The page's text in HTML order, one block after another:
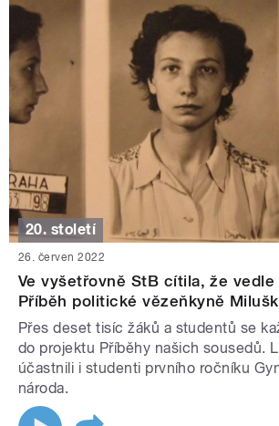
20. století
26. červen 2022
Ve vyšetřovně StB cítila, že
Příběh politické vězeňkyně
Přes deset tisíc žáků a studentů se
do projektu Příběhy našich sousedů.
účastnili i studenti prvního ročníku
národa.